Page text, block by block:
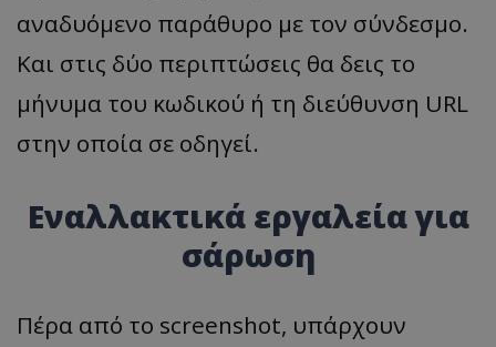
αναδυόμενο παράθυρο με τον σύνδεσμο.
Και στις δύο περιπτώσεις θα δεις το
μήνυμα του κωδικού ή τη διεύθυνση URL
στην οποία σε οδηγεί.
Εναλλακτικά εργαλεία για
σάρωση
Πέρα από το screenshot, υπάρχουν